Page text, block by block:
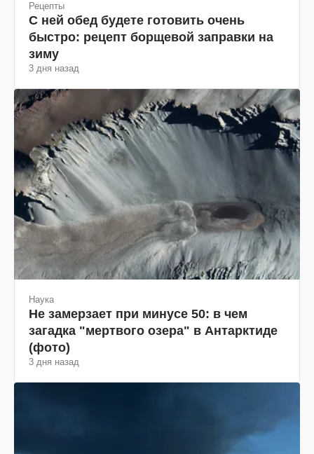
Рецепты
С ней обед будете готовить очень
быстро: рецепт борщевой заправки на
зиму
3 дня назад
Наука
Не замерзает при минусе 50: в чем
загадка "мертвого озера" в Антарктиде
(фото)
3 дня назад